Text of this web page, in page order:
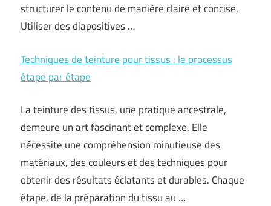
structurer le contenu de manière claire et concise.
Utiliser des diapositives …
Techniques de teinture pour tissus : le processus
étape par étape
La teinture des tissus, une pratique ancestrale,
demeure un art fascinant et complexe. Elle
nécessite une compréhension minutieuse des
matériaux, des couleurs et des techniques pour
obtenir des résultats éclatants et durables. Chaque
étape, de la préparation du tissu au …